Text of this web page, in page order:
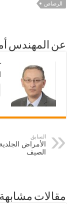
الرصاص
عن المهندس
السابق
الأمراض
الصيف
مقالات مشابهة